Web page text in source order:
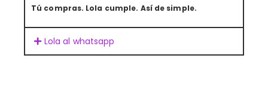
Tú compras. Lola cumple. Así de simple.
Lola al whatsapp